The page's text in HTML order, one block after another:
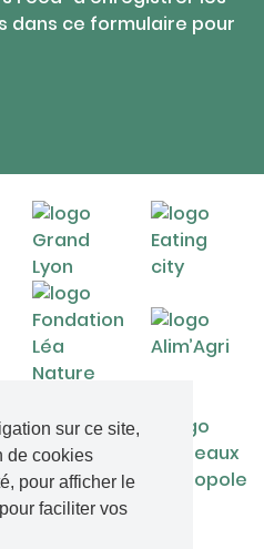
sur ce site,
de cookies
pour afficher le
faciliter vos
dans ce formulaire pour